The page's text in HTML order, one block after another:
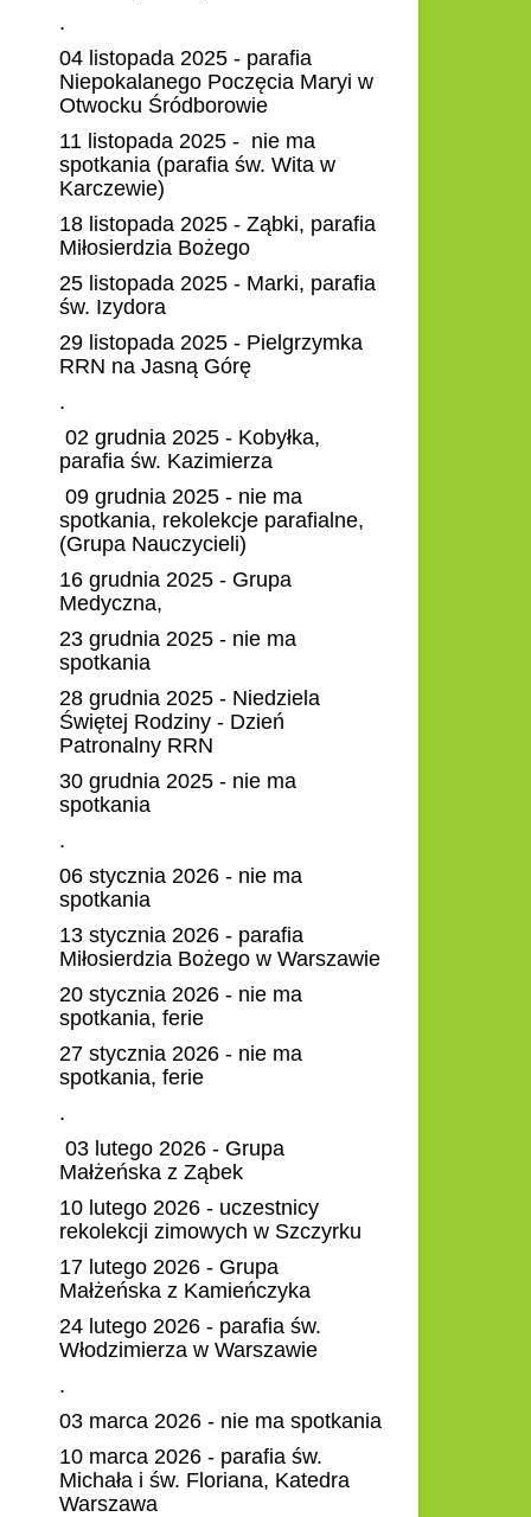
.
04 listopada 2025 - parafia
Niepokalanego Poczęcia Maryi w
Otwocku Śródborowie
11 listopada 2025 - nie ma
spotkania (parafia św. Wita w
Karczewie)
18 listopada 2025 - Ząbki, parafia
Miłosierdzia Bożego
25 listopada 2025 - Marki, parafia
św. Izydora
29 listopada 2025 - Pielgrzymka
RRN na Jasną Górę
.
02 grudnia 2025 - Kobyłka,
parafia św. Kazimierza
09 grudnia 2025 - nie ma
spotkania, rekolekcje parafialne,
(Grupa Nauczycieli)
16 grudnia 2025 - Grupa
Medyczna,
23 grudnia 2025 - nie ma
spotkania
28 grudnia 2025 - Niedziela
Świętej Rodziny - Dzień
Patronalny RRN
30 grudnia 2025 - nie ma
spotkania
.
06 stycznia 2026 - nie ma
spotkania
13 stycznia 2026 - parafia
Miłosierdzia Bożego w Warszawie
20 stycznia 2026 - nie ma
spotkania, ferie
27 stycznia 2026 - nie ma
spotkania, ferie
.
03 lutego 2026 - Grupa
Małżeńska z Ząbek
10 lutego 2026 - uczestnicy
rekolekcji zimowych w Szczyrku
17 lutego 2026 - Grupa
Małżeńska z Kamieńczyka
24 lutego 2026 - parafia św.
Włodzimierza w Warszawie
.
03 marca 2026 - nie ma spotkania
10 marca 2026 - parafia św.
Michała i św. Floriana, Katedra
Warszawa